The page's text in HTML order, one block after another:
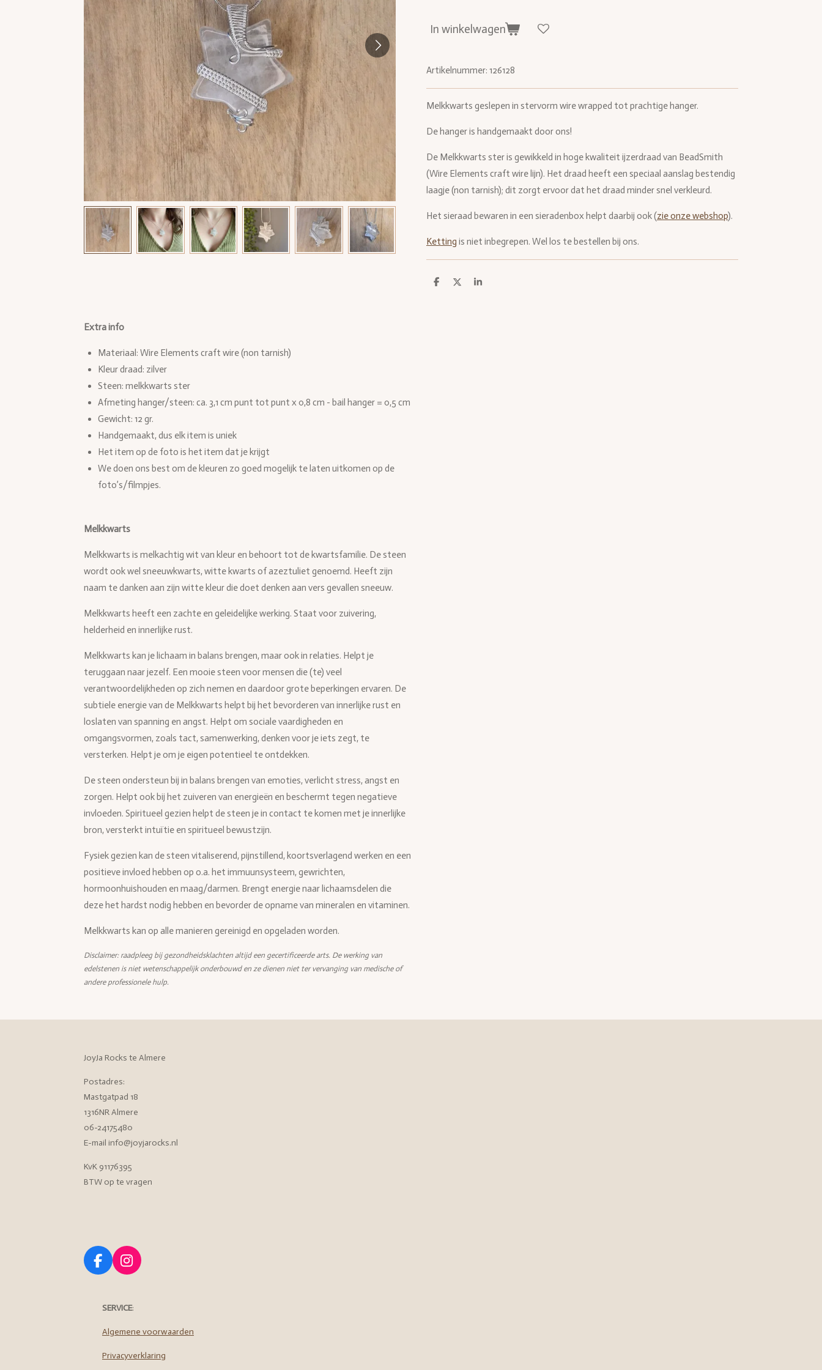
In winkelwagen
Artikelnummer: 126128
Melkkwarts geslepen in stervorm wire wrapped tot prachtige hanger.
De hanger is handgemaakt door ons!
De Melkkwarts ster is gewikkeld in hoge kwaliteit ijzerdraad van BeadSmith
(Wire Elements craft wire lijn). Het draad heeft een speciaal aanslag bestendig
laagje (non tarnish); dit zorgt ervoor dat het draad minder snel verkleurd.
Het sieraad bewaren in een sieradenbox helpt daarbij ook (zie onze webshop).
Ketting is niet inbegrepen. Wel los te bestellen bij ons.
D
D
S
Extra info
Materiaal: Wire Elements craft wire (non tarnish)
Kleur draad: zilver
Steen: melkkwarts ster
Afmeting hanger/steen: ca. 3,1 cm punt tot punt x 0,8 cm - bail hanger = 0,5 cm
Gewicht: 12 gr.
Handgemaakt, dus elk item is uniek
Het item op de foto is het item dat je krijgt
We doen ons best om de kleuren zo goed mogelijk te laten uitkomen op de
foto’s/filmpjes.
Melkkwarts
Melkkwarts is melkachtig wit van kleur en behoort tot de kwartsfamilie. De steen
wordt ook wel sneeuwkwarts, witte kwarts of azeztuliet genoemd. Heeft zijn
naam te danken aan zijn witte kleur die doet denken aan vers gevallen sneeuw.
Melkkwarts heeft een zachte en geleidelijke werking. Staat voor zuivering,
helderheid en innerlijke rust.
Melkkwarts kan je lichaam in balans brengen, maar ook in relaties. Helpt je
teruggaan naar jezelf. Een mooie steen voor mensen die (te) veel
verantwoordelijkheden op zich nemen en daardoor grote beperkingen ervaren. De
subtiele energie van de Melkkwarts helpt bij het bevorderen van innerlijke rust en
loslaten van spanning en angst. Helpt om sociale vaardigheden en
omgangsvormen, zoals tact, samenwerking, denken voor je iets zegt, te
versterken. Helpt je om je eigen potentieel te ontdekken.
De steen ondersteun bij in balans brengen van emoties, verlicht stress, angst en
zorgen. Helpt ook bij het zuiveren van energieën en beschermt tegen negatieve
invloeden. Spiritueel gezien helpt de steen je in contact te komen met je innerlijke
bron, versterkt intuïtie en spiritueel bewustzijn.
Fysiek gezien kan de steen vitaliserend, pijnstillend, koortsverlagend werken en een
positieve invloed hebben op o.a. het immuunsysteem, gewrichten,
hormoonhuishouden en maag/darmen. Brengt energie naar lichaamsdelen die
deze het hardst nodig hebben en bevorder de opname van mineralen en vitaminen.
Melkkwarts kan op alle manieren gereinigd en opgeladen worden.
Disclaimer: raadpleeg bij gezondheidsklachten altijd een gecertificeerde arts. De werking van
edelstenen is niet wetenschappelijk onderbouwd en ze dienen niet ter vervanging van medische of
andere professionele hulp.
JoyJa Rocks te Almere
Postadres:
Mastgatpad 18
1316NR Almere
06-24175480
E-mail info@joyjarocks.nl
KvK 91176395
BTW op te vragen
F
a
e
o
k
I
n
t
g
a
SERVICE:
Algemene voorwaarden
Privacyverklaring